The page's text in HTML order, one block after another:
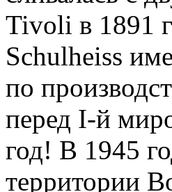
Tivoli в 1891
Schulheiss
по
перед I-й
год! В 1945
территории